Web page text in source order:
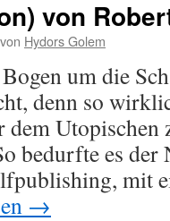
von
von Hydors Golem
um die
denn so
dem Utopischen
bedurfte es der
mit
→